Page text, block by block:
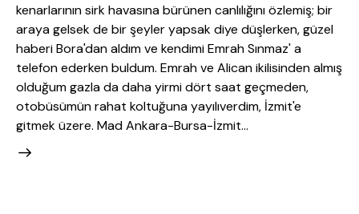
kenarlarının sirk havasına bürünen canlılığını özlemiş; bir
araya gelsek de bir şeyler yapsak diye düşlerken, güzel
haberi Bora'dan aldım ve kendimi Emrah Sınmaz' a
telefon ederken buldum. Emrah ve Alican ikilisinden almış
olduğum gazla da daha yirmi dört saat geçmeden,
otobüsümün rahat koltuğuna yayılıverdim, İzmit'e
gitmek üzere. Mad Ankara-Bursa-İzmit…